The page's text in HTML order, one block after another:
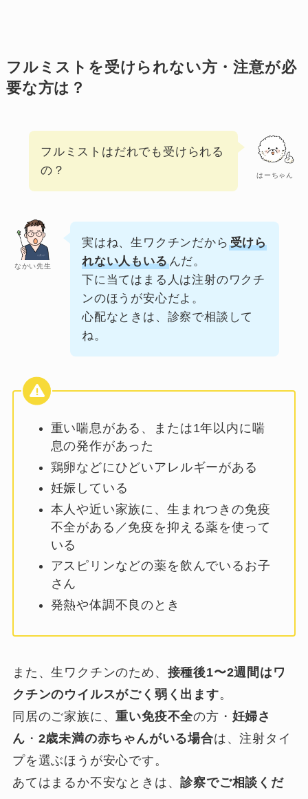
フルミストを受けられない方・注意が必
要な方は？
はーちゃん
フルミストはだれでも受けられる
の？
なかい先生
実はね、生ワクチンだから 受けら
れない人もいるんだ。
下に当てはまる人は注射のワクチ
ンのほうが安心だよ。
心配なときは、診察で相談して
ね。
重い喘息がある、または1年以内に喘
息の発作があった
鶏卵などにひどいアレルギーがある
妊娠している
本人や近い家族に、生まれつきの免疫
不全がある／免疫を抑える薬を使って
いる
アスピリンなどの薬を飲んでいるお子
さん
発熱や体調不良のとき
また、生ワクチンのため、 接種後1〜2週間はワ
クチンのウイルスがごく弱く出ます。
同居のご家族に、重い免疫不全の方・ 妊婦さ
ん ・ 2歳未満の赤ちゃんがいる場合は、注射タイ
プを選ぶほうが安心です。
あてはまるか不安なときは、診察でご相談くだ